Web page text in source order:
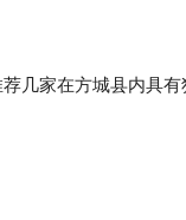
几家在方城县内具有